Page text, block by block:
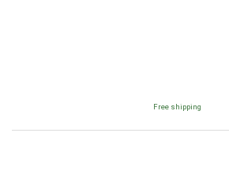
Free shipping